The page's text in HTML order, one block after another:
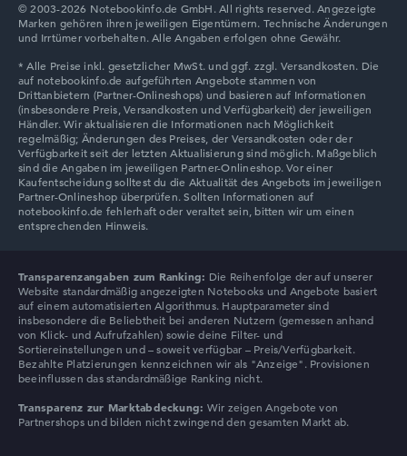
Lenovo Chromebook
Lenovo V
© 2003-2026 Notebookinfo.de GmbH. All rights reserved. Angezeigte
Marken gehören ihren jeweiligen Eigentümern. Technische Änderungen
und Irrtümer vorbehalten. Alle Angaben erfolgen ohne Gewähr.
Transparenzangaben zum Ranking: Die Reihenfolge der auf unserer
Website standardmäßig angezeigten Notebooks und Angebote basiert
auf einem automatisierten Algorithmus. Hauptparameter sind
insbesondere die Beliebtheit bei anderen Nutzern (gemessen anhand
von Klick- und Aufrufzahlen) sowie deine Filter- und
Sortiereinstellungen und – soweit verfügbar – Preis/Verfügbarkeit.
Bezahlte Platzierungen kennzeichnen wir als "Anzeige". Provisionen
beeinflussen das standardmäßige Ranking nicht.
Transparenz zur Marktabdeckung: Wir zeigen Angebote von
Partnershops und bilden nicht zwingend den gesamten Markt ab.